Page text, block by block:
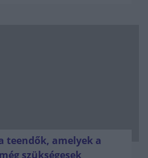
teendők, amelyek a
szükségesek